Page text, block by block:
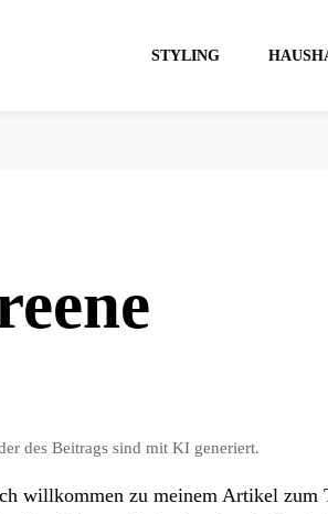
STYLING
des Beitrags sind mit KI generiert.
willkommen zu meinem Artikel zum